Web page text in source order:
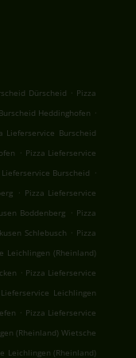
Dürscheid . Pizza
Heddinghofen .
Lieferservice Burscheid
. Pizza Lieferservice
Lieferservice Burscheid .
. Pizza Lieferservice
Boddenberg . Pizza
Schlebusch . Pizza
Leichlingen (Rheinland)
. Pizza Lieferservice
Leichlingen
. Pizza Lieferservice
(Rheinland) Wietsche
Leichlingen (Rheinland)